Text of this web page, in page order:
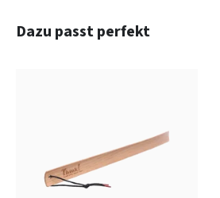
Produktgalerie überspringen
Dazu passt perfekt